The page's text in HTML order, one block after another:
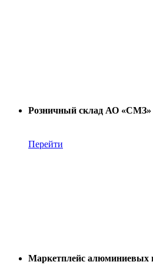
Розничный склад АО «СМЗ»
Перейти
Маркетплейс алюминиевых